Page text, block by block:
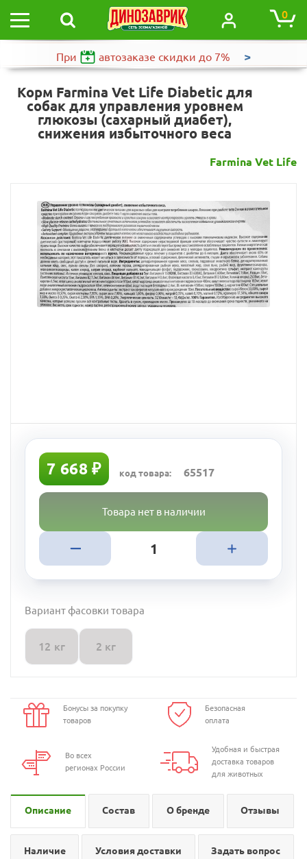
0
При автозаказе скидки до 7% >
Корм Farmina Vet Life Diabetic для
собак для управления уровнем
глюкозы (сахарный диабет),
снижения избыточного веса
Farmina Vet Life
7 668 ₽ код товара: 65517
Товара нет в наличии
Вариант фасовки товара
12 кг 2 кг
Бонусы за покупку
товаров
Безопасная
оплата
Во всех
регионах России
Удобная и быстрая
доставка товаров
для животных
Описание Состав О бренде Отзывы
Наличие Условия доставки Задать вопрос